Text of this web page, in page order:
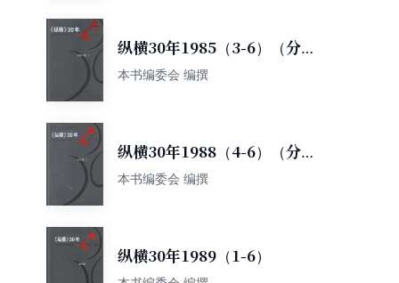
纵横30年1985（3-6）（分两
册）
本书编委会 编撰
纵横30年1988（4-6）（分两
册）
本书编委会 编撰
纵横30年1989（1-6）